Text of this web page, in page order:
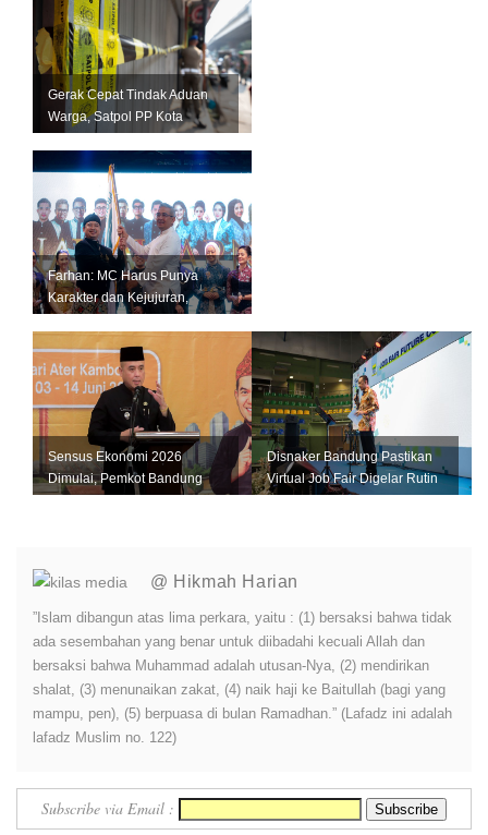
Gerak Cepat Tindak Aduan
Warga, Satpol PP Kota
Farhan: MC Harus Punya
Karakter dan Kejujuran,
Sensus Ekonomi 2026
Dimulai, Pemkot Bandung
Disnaker Bandung Pastikan
Virtual Job Fair Digelar Rutin
@ Hikmah Harian
”Islam dibangun atas lima perkara, yaitu : (1) bersaksi bahwa tidak
ada sesembahan yang benar untuk diibadahi kecuali Allah dan
bersaksi bahwa Muhammad adalah utusan-Nya, (2) mendirikan
shalat, (3) menunaikan zakat, (4) naik haji ke Baitullah (bagi yang
mampu, pen), (5) berpuasa di bulan Ramadhan.” (Lafadz ini adalah
lafadz Muslim no. 122)
Subscribe via Email :